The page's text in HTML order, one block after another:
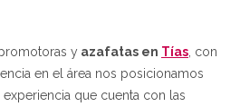
y azafatas en Tías , con
en el área nos posicionamos
que cuenta con las